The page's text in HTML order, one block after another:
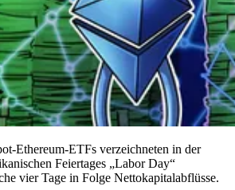
Ethereum-ETFs verzeichneten in der
Feiertages „Labor Day“
vier Tage in Folge Nettokapitalabflüsse.